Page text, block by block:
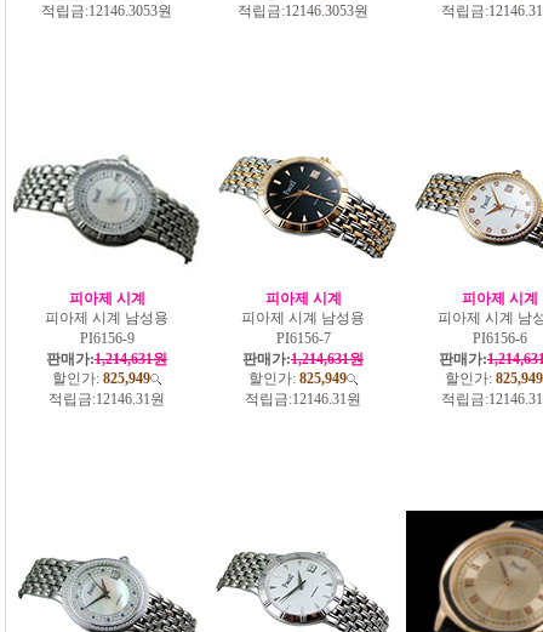
적립금:12146.3053원
적립금:12146.3053원
적립금:
피아제 시계
피아제 시계 남성용
PI6156-9
판매가:1,214,631원
할인가: 825,949
적립금:12146.31원
피아제 시계
피아제 시계 남성용
PI6156-7
판매가:1,214,631원
할인가: 825,949
적립금:12146.31원
피아제 시계
피아제 시계 남
PI6156-6
판매가:
할인가: 825,949
적립금: